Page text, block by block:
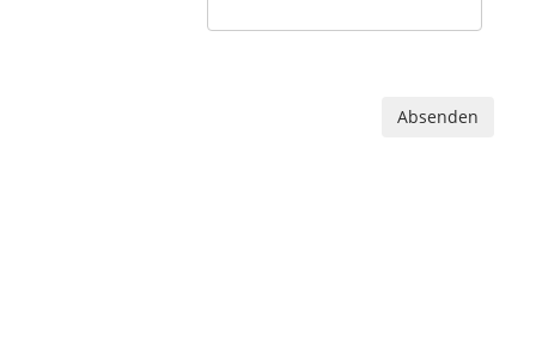
Absenden